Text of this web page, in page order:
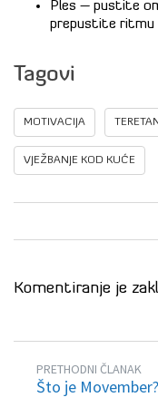
Ples – pustite
prepustite ritmu
Tagovi
MOTIVACIJA
VJEŽBANJE KOD KUĆE
Komentiranje je
PRETHODNI ČLANAK
Što je Movember?